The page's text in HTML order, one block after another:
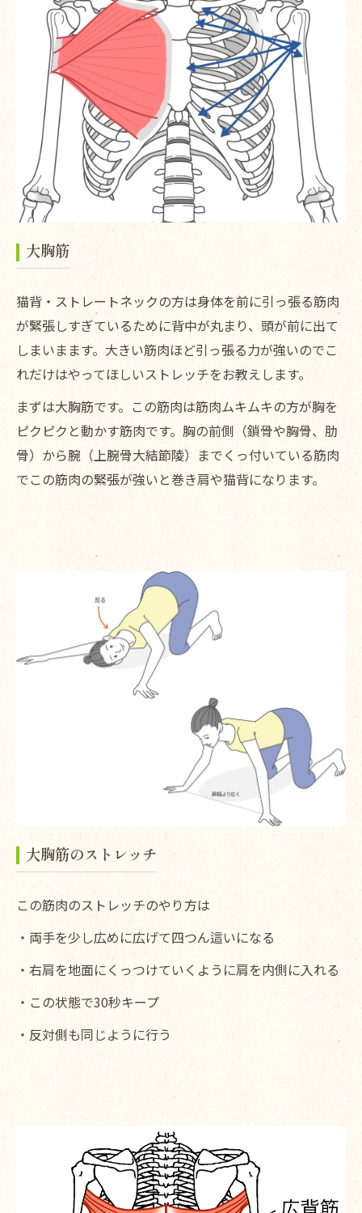
大胸筋
猫背・ストレートネックの方は身体を前に引っ張る筋肉
が緊張しすぎているために背中が丸まり、頭が前に出て
しまいまます。大きい筋肉ほど引っ張る力が強いのでこ
れだけはやってほしいストレッチをお教えします。
まずは大胸筋です。この筋肉は筋肉ムキムキの方が胸を
ピクピクと動かす筋肉です。胸の前側（鎖骨や胸骨、肋
骨）から腕（上腕骨大結節陵）までくっ付いている筋肉
でこの筋肉の緊張が強いと巻き肩や猫背になります。
大胸筋のストレッチ
この筋肉のストレッチのやり方は
・両手を少し広めに広げて四つん這いになる
・右肩を地面にくっつけていくように肩を内側に入れる
・この状態で30秒キープ
・反対側も同じように行う